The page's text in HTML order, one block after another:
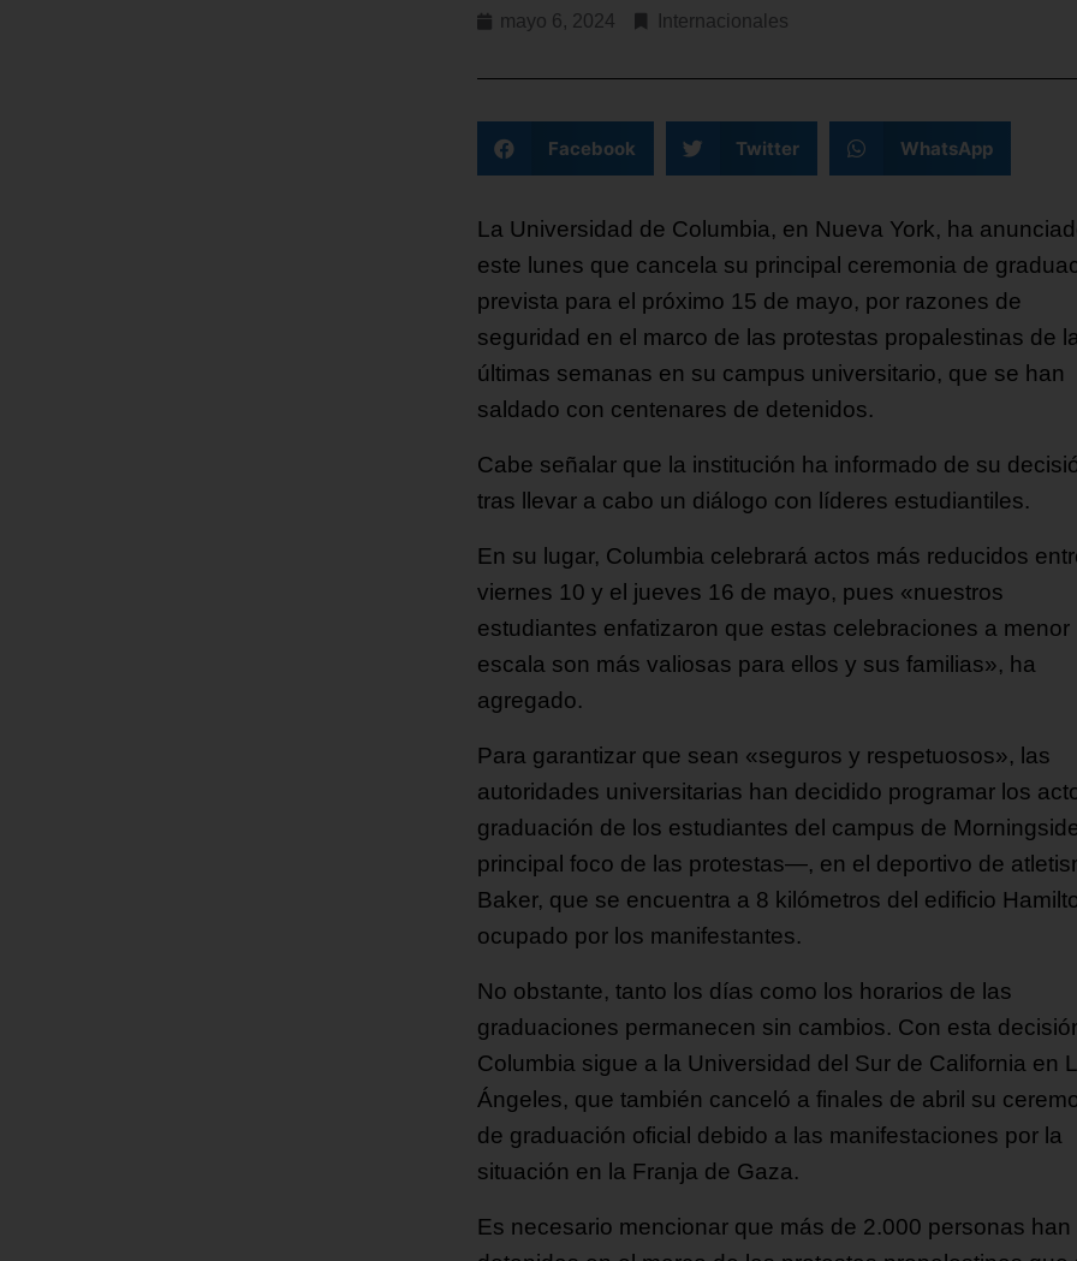
mayo 6, 2024 Internacionales
Facebook Twitter WhatsApp
La Universidad de Columbia, en Nueva York, ha
este lunes que cancela su principal ceremonia de
prevista para el próximo 15 de mayo, por razones de
seguridad en el marco de las protestas propalestinas de
últimas semanas en su campus universitario, que se han
saldado con centenares de detenidos.
Cabe señalar que la institución ha informado de su
tras llevar a cabo un diálogo con líderes estudiantiles.
En su lugar, Columbia celebrará actos más reducidos
viernes 10 y el jueves 16 de mayo, pues «nuestros
estudiantes enfatizaron que estas celebraciones a menor
escala son más valiosas para ellos y sus familias», ha
agregado.
Para garantizar que sean «seguros y respetuosos», las
autoridades universitarias han decidido programar los
graduación de los estudiantes del campus de
principal foco de las protestas—, en el deportivo de
Baker, que se encuentra a 8 kilómetros del edificio
ocupado por los manifestantes.
No obstante, tanto los días como los horarios de las
graduaciones permanecen sin cambios. Con esta
Columbia sigue a la Universidad del Sur de California en
Ángeles, que también canceló a finales de abril su
de graduación oficial debido a las manifestaciones por la
situación en la Franja de Gaza.
Es necesario mencionar que más de 2.000 personas han